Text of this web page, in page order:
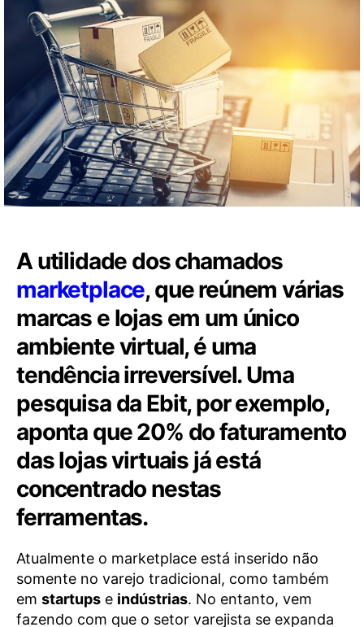
A utilidade dos chamados
marketplace, que reúnem várias
marcas e lojas em um único
ambiente virtual, é uma
tendência irreversível. Uma
pesquisa da Ebit, por exemplo,
aponta que 20% do faturamento
das lojas virtuais já está
concentrado nestas
ferramentas.
Atualmente o marketplace está inserido não
somente no varejo tradicional, como também
em startups e indústrias. No entanto, vem
fazendo com que o setor varejista se expanda